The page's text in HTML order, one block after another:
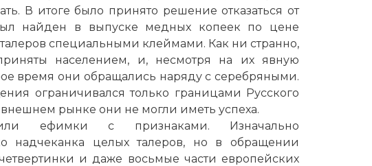
В итоге было принято решение отказаться от
найден в выпуске медных копеек по цене
специальными клеймами. Как ни странно,
населением, и, несмотря на их явную
время они обращались наряду с серебряными.
ограничивался только границами Русского
внешнем рынке они не могли иметь успеха.
ефимки с признаками. Изначально
надчеканка целых талеров, но в обращении
и даже восьмые части европейских